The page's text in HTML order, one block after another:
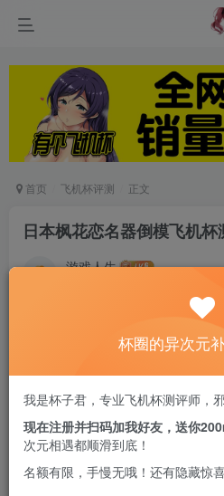
首页 飞机杯评测 正文
日本枫花恋名器倒模飞机杯
游戏人生
测试完这款飞机杯，我真的
在上大学之前就一直听老师
所以在苦难的高中时就总在
杯圈的异次元
我是杯子君，专业飞机杯测评师，
现在注册并扫码加我好友，送你
次元相遇都顺滑到底！
名额有限，手慢无哦！还有隐藏惊